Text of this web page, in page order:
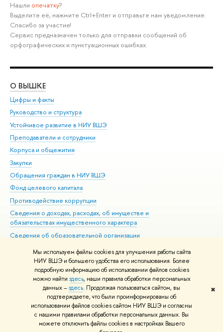
Мы используем файлы cookies для улучшения работы сайта
НИУ ВШЭ и большего удобства его использования. Более
подробную информацию об использовании файлов cookies
можно найти здесь, наши правила обработки персональных
данных –здесь. Продолжая пользоваться сайтом, вы
подтверждаете, что были проинформированы об
использовании файлов cookies сайтом НИУ ВШЭ и согласны
с нашими правилами обработки персональных данных. Вы
можете отключить файлы cookies в настройках Вашего
✖
Нашли опечатку?
Выделите её, нажмите Ctrl+Enter и отправьте нам уведомление.
Спасибо за участие!
Сервис предназначен только для отправки сообщений об
орфографических и пунктуационных ошибках.
О ВЫШКЕ
Цифры и факты
Руководство и структура
Устойчивое развитие в НИУ ВШЭ
Преподаватели и сотрудники
Корпуса и общежития
Закупки
Обращения граждан в НИУ ВШЭ
Фонд целевого капитала
Противодействие коррупции
Сведения о доходах, расходах, об имуществе и
обязательствах имущественного характера
Сведения об образовательной организации
Людям с ограниченными возможностями здоровья
Единая платежная страница
Работа в Вышке
© НИУ ВШЭ 1993–2026 Адреса и контакты Условия использования
материалов Политика конфиденциальности Карта сайта
Шрифты HSE Sans и HSE Slab разработаны вШколе дизайна НИУ ВШЭ